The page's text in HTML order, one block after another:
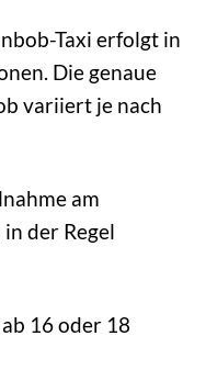
Taxi erfolgt in
Die genaue
variiert je nach
am
der Regel
16 oder 18